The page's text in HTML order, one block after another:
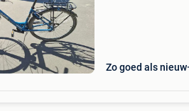
Zo goed als nieuw